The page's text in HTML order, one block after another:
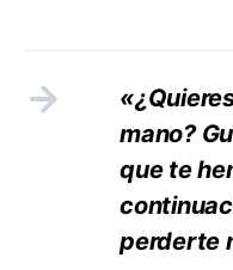
mano?
que te
perderte